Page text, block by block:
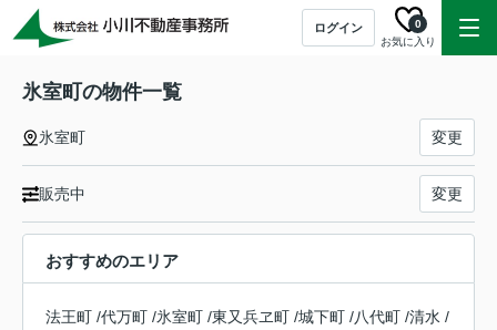
ログイン
お気に入り
0
氷室町の物件一覧
氷室町 変更
販売中 変更
おすすめのエリア
法王町 /代万町 /氷室町 /東又兵ヱ町 /城下町 /八代町 /清水 /